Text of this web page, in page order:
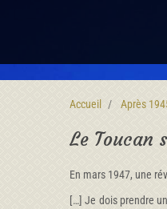
Accueil Après
Le Toucan
En mars 1947, une
[…] Je dois prendre